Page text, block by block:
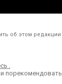
об этом редакции
,
порекомендовать